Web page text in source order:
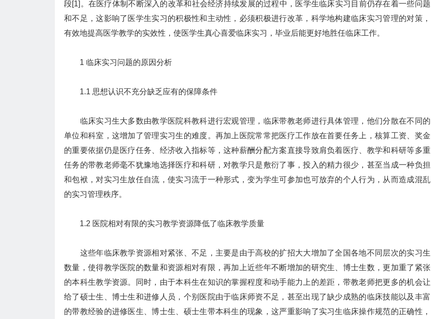
段[1]。在医疗体制不断深入的改革和社会经济持续发展的过程中，医学生临床实习目前仍存在着一些问题
和不足，这影响了医学生实习的积极性和主动性，必须积极进行改革，科学地构建临床实习管理的对策，
有效地提高医学教学的实效性，使医学生真心喜爱临床实习，毕业后能更好地胜任临床工作。
1 临床实习问题的原因分析
1.1 思想认识不充分缺乏应有的保障条件
临床实习生大多数由教学医院科教科进行宏观管理，临床带教老师进行具体管理，他们分散在不同的
单位和科室，这增加了管理实习生的难度。再加上医院常常把医疗工作放在首要任务上，核算工资、奖金
的重要依据仍是医疗任务、经济收入指标等，这种薪酬分配方案直接导致肩负着医疗、教学和科研等多重
任务的带教老师毫不犹豫地选择医疗和科研，对教学只是敷衍了事，投入的精力很少，甚至当成一种负担
和包袱，对实习生放任自流，使实习流于一种形式，变为学生可参加也可放弃的个人行为，从而造成混乱
的实习管理秩序。
1.2 医院相对有限的实习教学资源降低了临床教学质量
这些年临床教学资源相对紧张、不足，主要是由于高校的扩招大大增加了全国各地不同层次的实习生
数量，使得教学医院的数量和资源相对有限，再加上近些年不断增加的研究生、博士生数，更加重了紧张
的本科生教学资源。同时，由于本科生在知识的掌握程度和动手能力上的差距，带教老师把更多的机会让
给了硕士生、博士生和进修人员，个别医院由于临床师资不足，甚至出现了缺少成熟的临床技能以及丰富
的带教经验的进修医生、博士生、硕士生带本科生的现象，这严重影响了实习生临床操作规范的正确性，